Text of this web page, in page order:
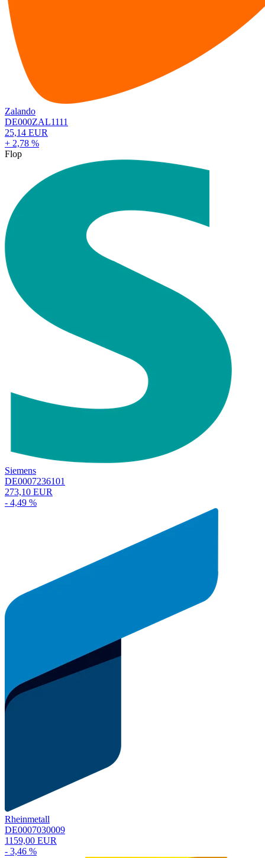
Zalando
DE000ZAL1111
25,14 EUR
+ 2,78 %
Flop
Siemens
DE0007236101
273,10 EUR
- 4,49 %
Rheinmetall
DE0007030009
1159,00 EUR
- 3,46 %